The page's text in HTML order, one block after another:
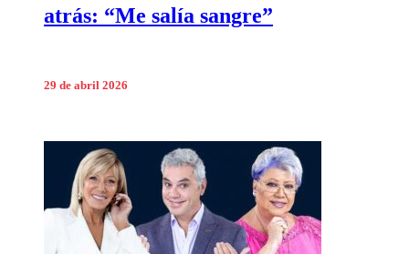
atrás: “Me salía sangre”
29 de abril 2026